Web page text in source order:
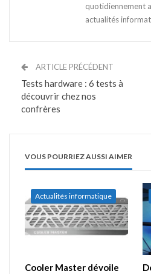
quotidiennement
actualités
ARTICLE PRÉCÉDENT
Tests hardware : 6 tests à
découvrir chez nos
confrères
VOUS POURRIEZ AUSSI AIMER
Actualités informatique
Cooler Master dévoile